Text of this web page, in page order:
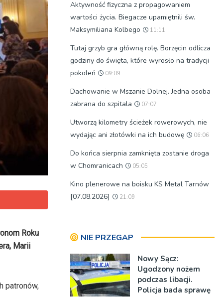
Roku
Marii
patronów,
Aktywność fizyczna z propagowaniem
wartości życia. Biegacze upamiętnili św.
Maksymiliana Kolbego
11:11
Tutaj grzyb gra główną rolę. Borzęcin odlicza
godziny do święta, które wyrosło na tradycji
pokoleń
09:09
Dachowanie w Mszanie Dolnej. Jedna osoba
zabrana do szpitala
07:07
Utworzą kilometry ścieżek rowerowych, nie
wydając ani złotówki na ich budowę
06:06
Do końca sierpnia zamknięta zostanie droga
w Chomranicach
05:05
Kino plenerowe na boisku KS Metal Tarnów
[07.08.2026]
21:09
NIE PRZEGAP
Nowy Sącz:
Ugodzony nożem
podczas libacji.
Policja bada sprawę